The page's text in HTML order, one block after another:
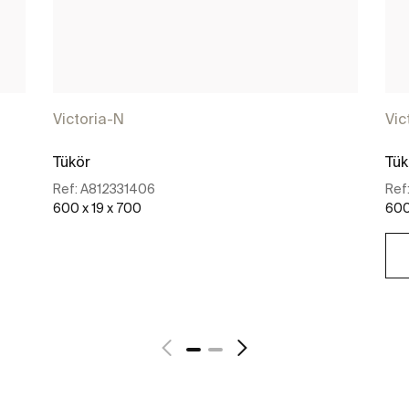
Victoria-N
Tükör
Ref: A812331406
600 x 19 x 700
Ref: